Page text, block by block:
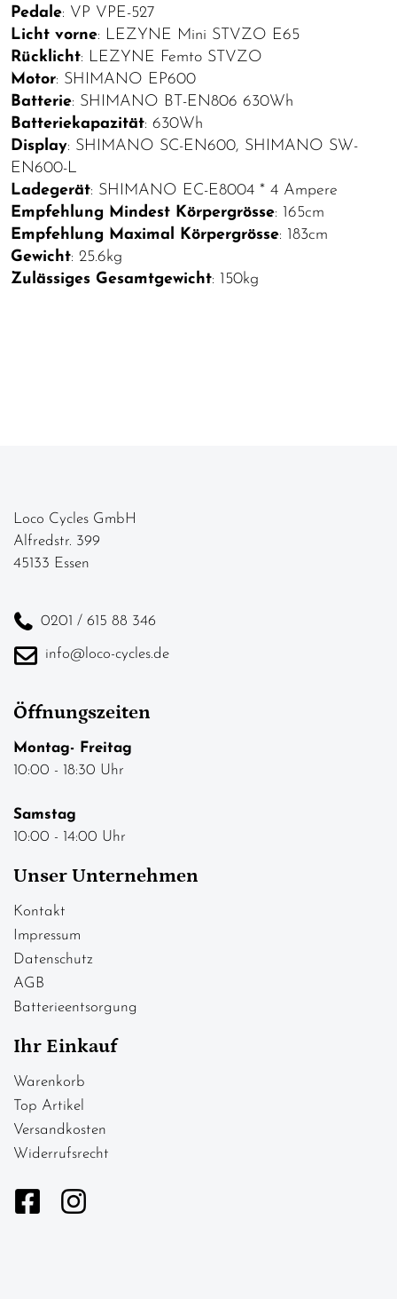
Pedale: VP VPE-527
Licht vorne: LEZYNE Mini STVZO E65
Rücklicht: LEZYNE Femto STVZO
Motor: SHIMANO EP600
Batterie: SHIMANO BT-EN806 630Wh
Batteriekapazität: 630Wh
Display: SHIMANO SC-EN600, SHIMANO SW-
EN600-L
Ladegerät: SHIMANO EC-E8004 * 4 Ampere
Empfehlung Mindest Körpergrösse: 165cm
Empfehlung Maximal Körpergrösse: 183cm
Gewicht: 25.6kg
Zulässiges Gesamtgewicht: 150kg
Loco Cycles GmbH
Alfredstr. 399
45133 Essen
0201 / 615 88 346
info@loco-cycles.de
Öffnungszeiten
Montag- Freitag
10:00 - 18:30 Uhr
Samstag
10:00 - 14:00 Uhr
Unser Unternehmen
Kontakt
Impressum
Datenschutz
AGB
Batterieentsorgung
Ihr Einkauf
Warenkorb
Top Artikel
Versandkosten
Widerrufsrecht